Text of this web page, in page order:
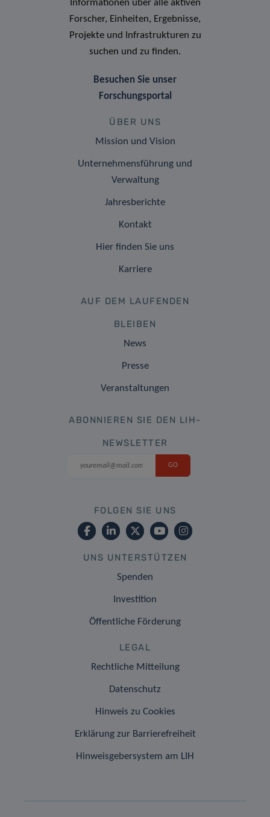
Informationen über alle aktiven
Forscher, Einheiten, Ergebnisse,
Projekte und Infrastrukturen zu
suchen und zu finden.
Besuchen Sie unser
Forschungsportal
ÜBER UNS
Mission und Vision
Unternehmensführung und
Verwaltung
Jahresberichte
Kontakt
Hier finden Sie uns
Karriere
AUF DEM LAUFENDEN
BLEIBEN
News
Presse
Veranstaltungen
ABONNIEREN SIE DEN LIH-
NEWSLETTER
FOLGEN SIE UNS
UNS UNTERSTÜTZEN
Spenden
Investition
Öffentliche Förderung
LEGAL
Rechtliche Mitteilung
Datenschutz
Hinweis zu Cookies
Erklärung zur Barrierefreiheit
Hinweisgebersystem am LIH